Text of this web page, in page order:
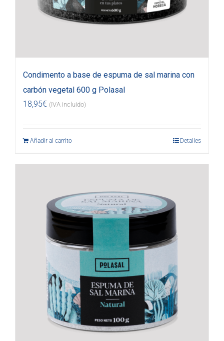
Condimento a base de espuma de sal marina con
carbón vegetal 600 g Polasal
18,95€ (IVA incluido)
Añadir al carrito Detalles